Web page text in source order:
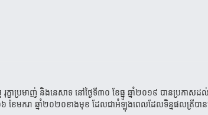
ាប្រមាញ់ និងនេសាទ នៅថ្ងៃទី៣០ ខែធ្នូ ឆ្នាំ២០១៩ បានប្រកាសដ
៦ ខែមករា ឆ្នាំ២០២០ខាងមុខ ដែលជាអំឡុង​ពេលដែលទិន្នផល​ត្រី​បាន​